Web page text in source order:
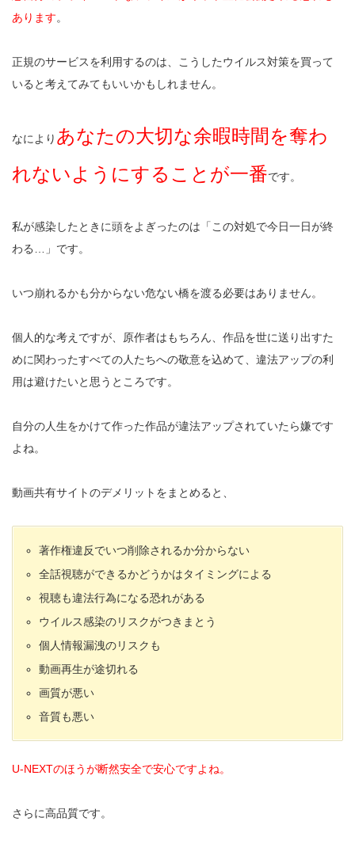
あります。
正規のサービスを利用するのは、こうしたウイルス対策を買って
いると考えてみてもいいかもしれません。
なにより あなたの大切な余暇時間を奪わ
れないようにすることが一番です。
私が感染したときに頭をよぎったのは「この対処で今日一日が終
わる…」です。
いつ崩れるかも分からない危ない橋を渡る必要はありません。
個人的な考えですが、原作者はもちろん、作品を世に送り出すた
めに関わったすべての人たちへの敬意を込めて、違法アップの利
用は避けたいと思うところです。
自分の人生をかけて作った作品が違法アップされていたら嫌です
よね。
動画共有サイトのデメリットをまとめると、
著作権違反でいつ削除されるか分からない
全話視聴ができるかどうかはタイミングによる
視聴も違法行為になる恐れがある
ウイルス感染のリスクがつきまとう
個人情報漏洩のリスクも
動画再生が途切れる
画質が悪い
音質も悪い
U-NEXTのほうが断然安全で安心ですよね。
さらに高品質です。